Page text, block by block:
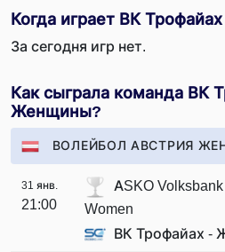
Когда играет ВК
За сегодня игр нет.
Как сыграла команда ВК
Женщины?
ВОЛЕЙБОЛ АВСТРИЯ
31 янв.
21:00
ASKO
Women
ВК Трофайах -